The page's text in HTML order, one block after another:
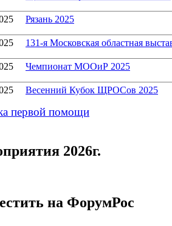
Рязань 2025
131-я Московская областная
Чемпионат МООиР 2025
Весенний Кубок ЩРОСов 2025
первой помощи
2026г.
на ФорумРос